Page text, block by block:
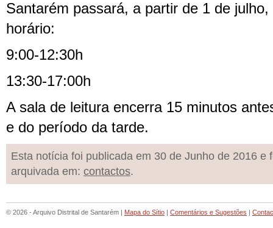
Santarém passará, a partir de 1 de
horário:
9:00-12:30h
13:30-17:00h
A sala de leitura encerra 15 minutos
e do período da tarde.
Esta notícia foi publicada em 30 de Junho de 2016 e
arquivada em: contactos.
© 2026 - Arquivo Distrital de Santarém | Mapa do Sítio | Comentários e Sugestões |